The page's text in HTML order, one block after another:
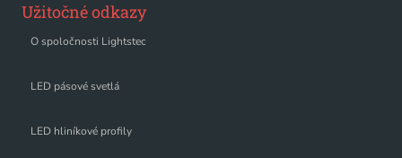
Užitočné odkazy
O spoločnosti Lightstec
LED pásové svetlá
LED hliníkové profily